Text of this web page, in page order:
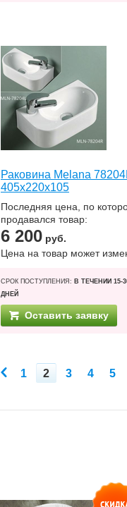
Раковина Melana
405x220x105
Последняя цена, по
продавался товар:
6 200 руб.
Цена на товар может
СРОК ПОСТУПЛЕНИЯ: В ТЕЧЕНИИ 15-
ДНЕЙ
Оставить заявку
1 2 3 4 5